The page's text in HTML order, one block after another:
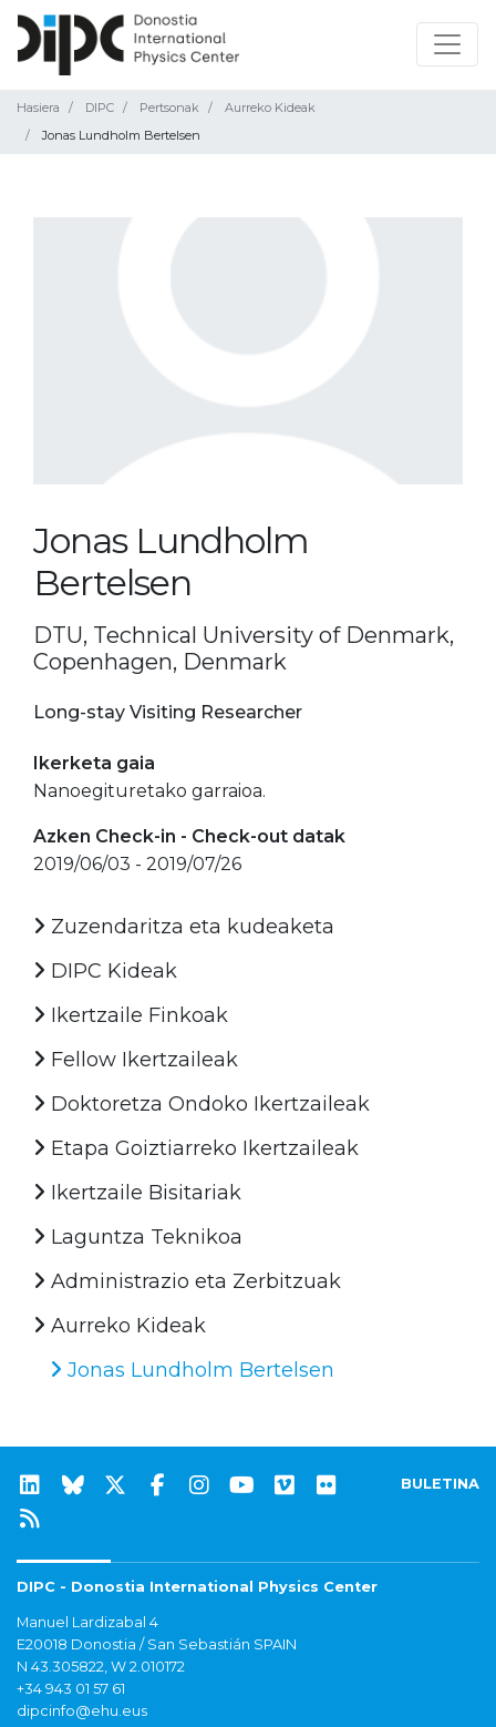
Hasiera DIPC Pertsonak
Aurreko Kideak
Jonas Lundholm Bertelsen
Jonas Lundholm
Bertelsen
DTU, Technical University of Denmark,
Copenhagen, Denmark
Long-stay Visiting Researcher
Ikerketa gaia
Nanoegituretako garraioa.
Azken Check-in - Check-out datak
2019/06/03 - 2019/07/26
Zuzendaritza eta kudeaketa
DIPC Kideak
Ikertzaile Finkoak
Fellow Ikertzaileak
Doktoretza Ondoko Ikertzaileak
Etapa Goiztiarreko Ikertzaileak
Ikertzaile Bisitariak
Laguntza Teknikoa
Administrazio eta Zerbitzuak
Aurreko Kideak
Jonas Lundholm Bertelsen
BULETINA
DIPC - Donostia International Physics Center
Manuel Lardizabal 4
E20018 Donostia / San Sebastián SPAIN
N 43.305822, W 2.010172
+34 943 01 57 61
dipcinfo@ehu.eus